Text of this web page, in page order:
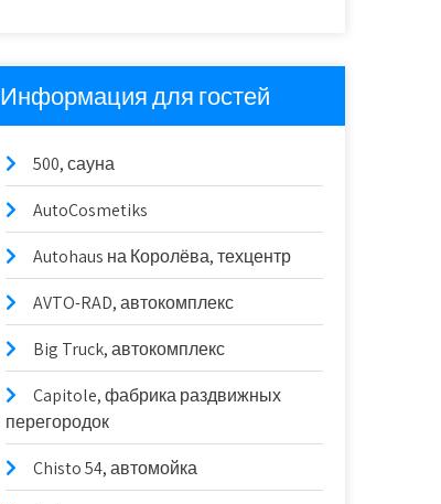
Информация для гостей
500, сауна
AutoCosmetiks
Autohaus на Королёва, техцентр
AVTO-RAD, автокомплекс
Big Truck, автокомплекс
Capitole, фабрика раздвижных
перегородок
Chisto 54, автомойка